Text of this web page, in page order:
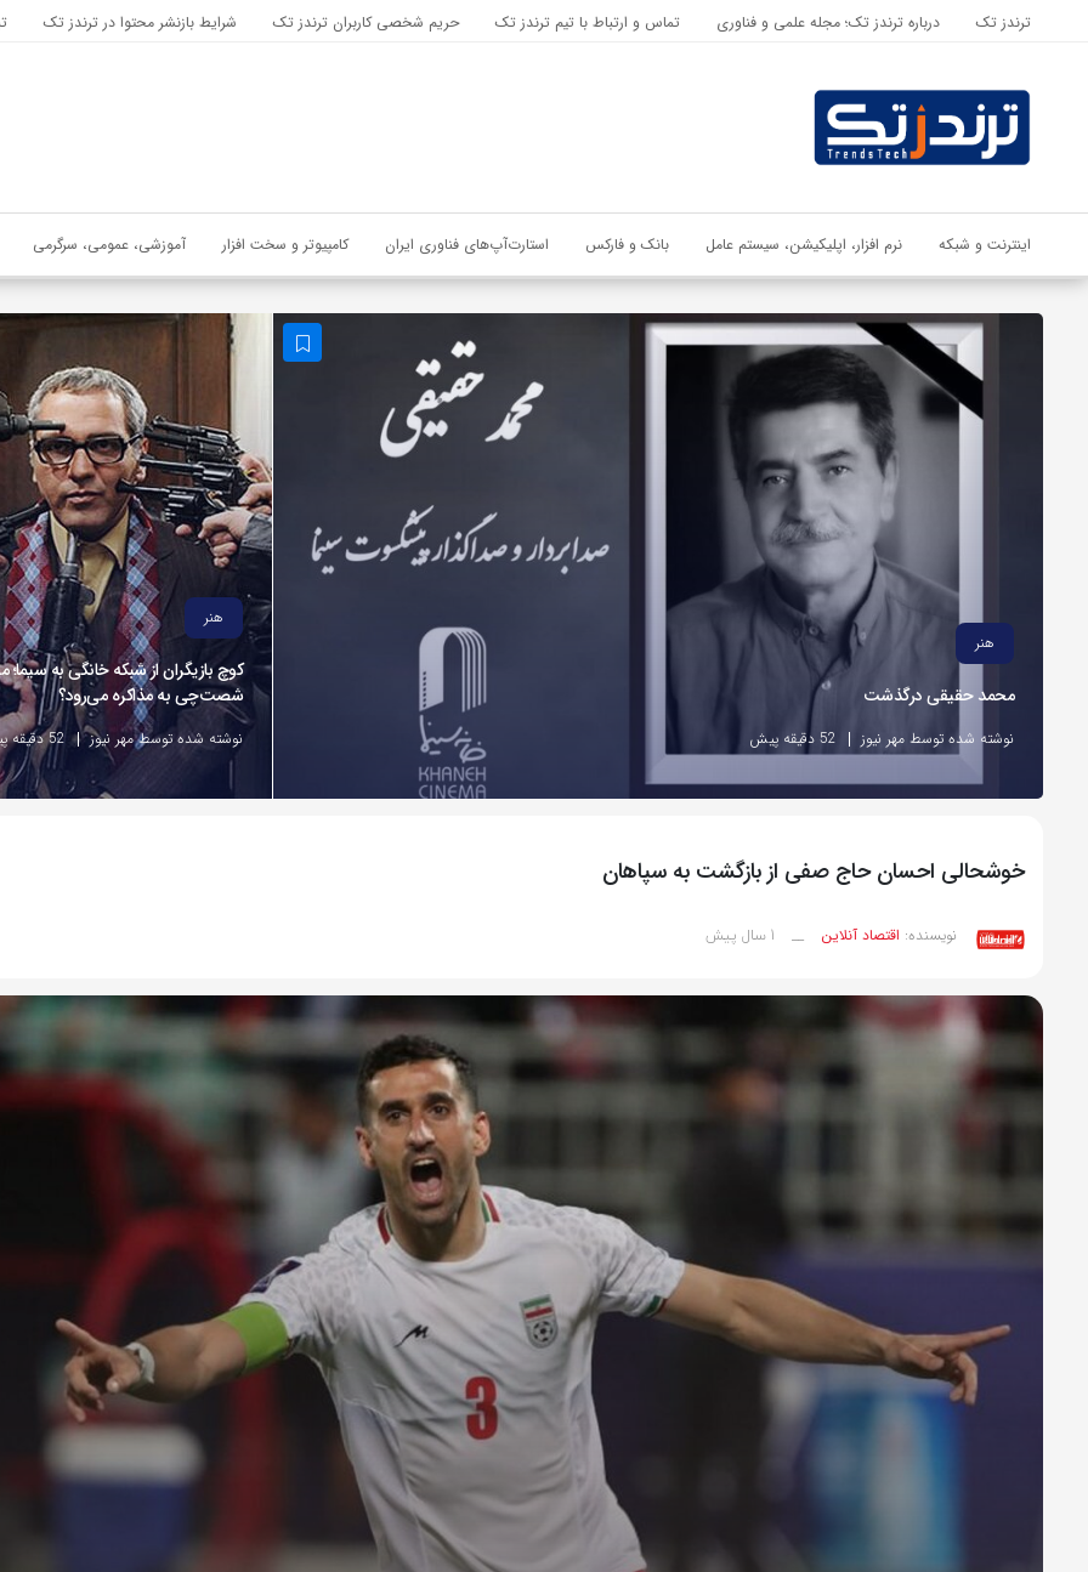
اشتراک گذاری
با استفاده از روش‌های زیر می‌توانید این صفحه را با دوستان خود به
اشتراک بگذارید.
ترندز تک درباره ترندز تک؛ مجله علمی و فناوری تماس و ارتباط با تیم ترندز تک حریم شخصی کاربران ترندز تک شرایط بازنشر محتوا در ترندز تک
اینترنت و شبکه نرم افزار، اپلیکیشن، سیستم عامل بانک و فارکس استارت‌آپ‌های فناوری ایران کامپیوتر و سخت افزار آموزشی، عمومی، سرگرمی
هنر
محمد حقیقی درگذشت
نوشته شده توسط مهر نیوز 52 دقیقه پیش
هنر
کوچ بازیگران از شبکه خانگی به
شصت‌چی به مذاکره می‌رود؟
نوشته شده توسط مهر نیوز 52 دقیقه پیش
خوشحالی احسان حاج صفی از بازگشت به سپاهان
نویسنده: اقتصاد آنلاین __ 1 سال پیش